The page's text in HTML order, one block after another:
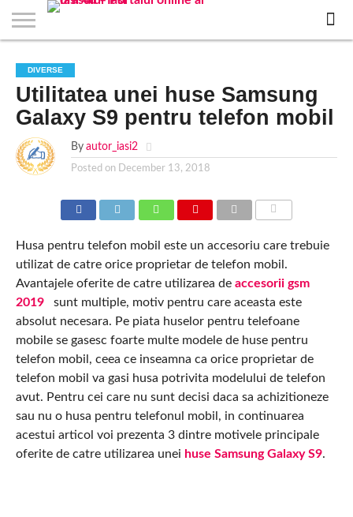
STIRI
APARTAMENTE
NOI IASI
STIRI
IASI
JOBS
IN
IASI
FILME
LA
CINEMA
CLUBURI /
DISCOTECI
BARURI /
CAFENELE
SALI DE
FORTA
SI
FITNESS
SALOANE DE
INFRUMUSETARE
AGENTII
DE
TURISM
IASI
RESTAURANTE
IN IASI
PIZZA
IN
IASI
PISCINA
IN IASI
FLORARII
RADIO
LIVE
IN
IASI
SPALATORII
AUTO
TRACTARI
AUTO
TAXI
IN
IASI
CINEMA
TEATRU
HOTELURI
/
PENSIUNI
TEREN
SPORTIV
TEREN
TENIS
IASI
FARMACII
NON
STOP
COFFEE-
TO-GO
FIRME DE
PUBLICITATE
RENT
A
CAR
DIVERSE
Utilitatea unei huse Samsung
Galaxy S9 pentru telefon mobil
By autor_iasi2
Posted on December 13, 2018
Husa pentru telefon mobil este un accesoriu care trebuie
utilizat de catre orice proprietar de telefon mobil.
Avantajele oferite de catre utilizarea de accesorii gsm
2019sunt multiple, motiv pentru care aceasta este
absolut necesara. Pe piata huselor pentru telefoane
mobile se gasesc foarte multe modele de huse pentru
telefon mobil, ceea ce inseamna ca orice proprietar de
telefon mobil va gasi husa potrivita modelului de telefon
avut. Pentru cei care nu sunt decisi daca sa achizitioneze
sau nu o husa pentru telefonul mobil, in continuarea
acestui articol voi prezenta 3 dintre motivele principale
oferite de catre utilizarea unei huse Samsung Galaxy S9.